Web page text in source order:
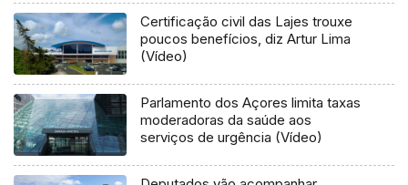
Certificação civil das Lajes trouxe
poucos benefícios, diz Artur Lima
(Vídeo)
Parlamento dos Açores limita taxas
moderadoras da saúde aos
serviços de urgência (Vídeo)